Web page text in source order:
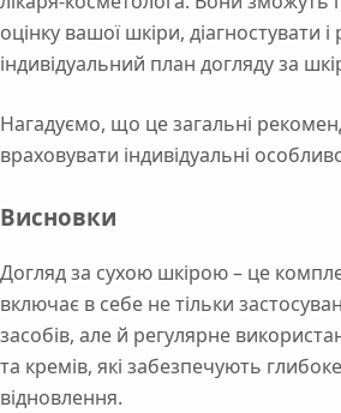
оцінку вашої шкіри, діагностувати
індивідуальний план догляду за
Нагадуємо, що це загальні
враховувати індивідуальні
Висновки
Догляд за сухою шкірою – це
включає в себе не тільки
засобів, але й регулярне
та кремів, які забезпечують
відновлення.